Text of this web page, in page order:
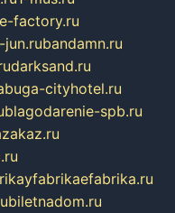
factory.ru
jun.rubandamn.ru
darksand.ru
cityhotel.ru
blagodarenie-spb.ru
biletnadom.ru